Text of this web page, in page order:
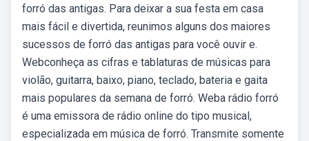
forró das antigas. Para deixar a sua festa em casa
mais fácil e divertida, reunimos alguns dos maiores
sucessos de forró das antigas para você ouvir e.
Webconheça as cifras e tablaturas de músicas para
violão, guitarra, baixo, piano, teclado, bateria e gaita
mais populares da semana de forró. Weba rádio forró
é uma emissora de rádio online do tipo musical,
especializada em música de forró. Transmite somente